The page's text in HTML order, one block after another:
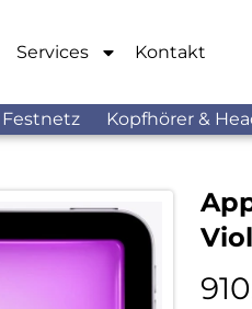
Services Kontakt
Festnetz Kopfhörer &